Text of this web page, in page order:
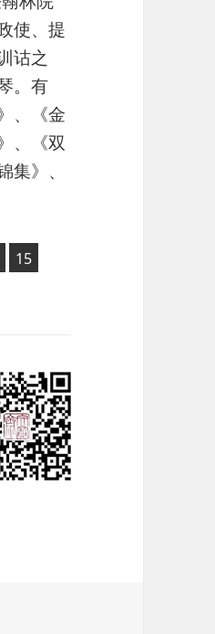
使、提
诂之
。有
、《金
、《双
》、
,
页
15